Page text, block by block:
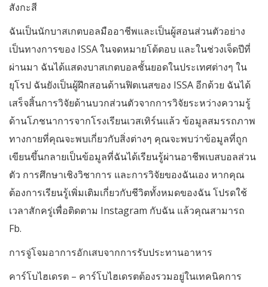
สังกะสี
ฉันเป็นนักบาสเกตบอลมืออาชีพและเป็นผู้สอนส่วนตัวอย่าง
เป็นทางการของ ISSA ในจดหมายโต้ตอบ และในช่วงเจ็ดปีที่
ผ่านมา ฉันได้แสดงบาสเกตบอลชั้นยอดในประเทศต่างๆ ใน
ยุโรป ฉันยังเป็นผู้ฝึกสอนด้านฟิตเนสของ ISSA อีกด้วย ฉันได้
เสร็จสิ้นการวิจัยด้านบวกส่วนตัวจากการวิจัยระหว่างความรู้
ด้านโภชนาการจากโรงเรียนเวสเทิร์นแล้ว ข้อมูลสมรรถภาพ
ทางกายที่คุณจะพบเกี่ยวกับสิ่งต่างๆ คุณจะพบว่าข้อมูลที่ถูก
เขียนขึ้นกลายเป็นข้อมูลที่ฉันได้เรียนรู้ผ่านอาชีพเบสบอลส่วน
ตัว การศึกษาเชิงวิชาการ และการวิจัยของฉันเอง หากคุณ
ต้องการเรียนรู้เพิ่มเติมเกี่ยวกับชีวิตทั้งหมดของฉัน โปรดใช้
เวลาสักครู่เพื่อติดตาม Instagram กับฉัน แล้วคุณสามารถ
Fb.
การจู่โจมอาการอักเสบจากการรับประทานอาหาร
คาร์โบไฮเดรต – คาร์โบไฮเดรตต้องรวมอยู่ในเทคนิคการ